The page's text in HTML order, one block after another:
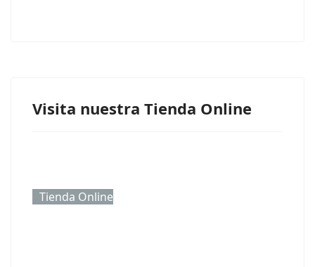
Visita nuestra Tienda Online
Tienda Online